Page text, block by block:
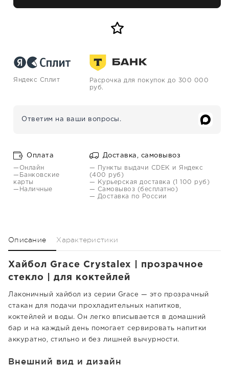
Яндекс Сплит
Расрочка для покупок до 300 000
руб.
Ответим на ваши вопросы.
Оплата
—Онлайн
—Банковские
карты
—Наличные
Доставка, самовывоз
— Пункты выдачи CDEK и Яндекс
(400 руб)
— Курьерская доставка (1 100 руб)
— Самовывоз (бесплатно)
— Доставка по России
Описание Характеристики
Хайбол Grace Crystalex | прозрачное
стекло | для коктейлей
Лаконичный хайбол из серии Grace — это прозрачный
стакан для подачи прохладительных напитков,
коктейлей и воды. Он легко вписывается в домашний
бар и на каждый день помогает сервировать напитки
аккуратно, стильно и без лишней вычурности.
Внешний вид и дизайн